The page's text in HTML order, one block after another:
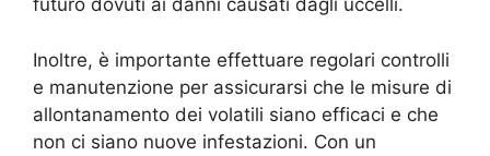
futuro dovuti ai danni causati dagli uccelli.
Inoltre, è importante effettuare regolari controlli
e manutenzione per assicurarsi che le misure di
allontanamento dei volatili siano efficaci e che
non ci siano nuove infestazioni. Con un